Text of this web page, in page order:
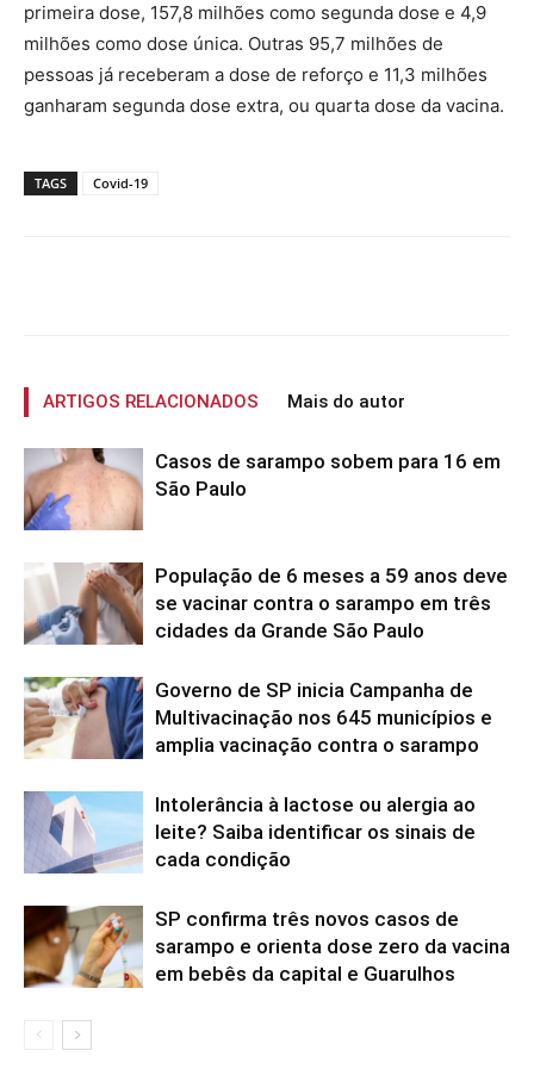
primeira dose, 157,8 milhões como segunda dose e 4,9
milhões como dose única. Outras 95,7 milhões de
pessoas já receberam a dose de reforço e 11,3 milhões
ganharam segunda dose extra, ou quarta dose da vacina.
TAGS Covid-19
ARTIGOS RELACIONADOS Mais do autor
Casos de sarampo sobem para 16 em
São Paulo
População de 6 meses a 59 anos deve
se vacinar contra o sarampo em três
cidades da Grande São Paulo
Governo de SP inicia Campanha de
Multivacinação nos 645 municípios e
amplia vacinação contra o sarampo
Intolerância à lactose ou alergia ao
leite? Saiba identificar os sinais de
cada condição
SP confirma três novos casos de
sarampo e orienta dose zero da vacina
em bebês da capital e Guarulhos